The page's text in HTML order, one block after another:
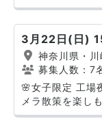
3月22日(日)
神奈川県・川
募集人数：7
🌸女子限定 工場
メラ散策を楽し